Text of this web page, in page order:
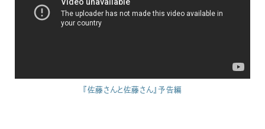
『佐藤さんと佐藤さん』予告編